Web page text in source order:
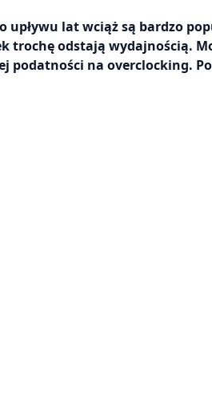
upływu lat wciąż są bardzo
trochę odstają wydajnością.
podatności na overclocking.